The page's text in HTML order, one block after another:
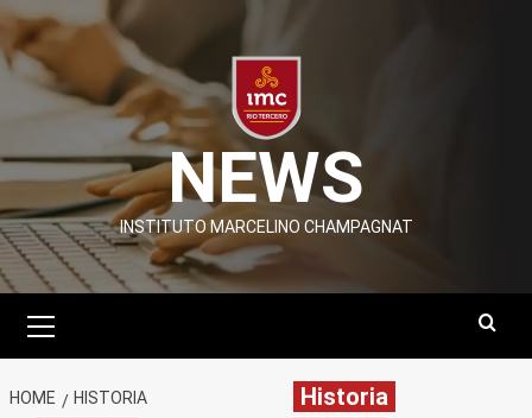
Skip
to
content
NEWS
INSTITUTO MARCELINO CHAMPAGNAT
Menu
HOME HISTORIA
Historia